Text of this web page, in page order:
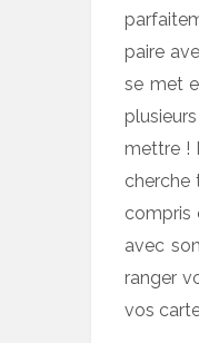
paire
se met
mettre !
compris
avec
ranger
vos